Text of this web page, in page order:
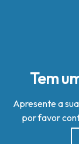
Tem
Apresente a
por favor